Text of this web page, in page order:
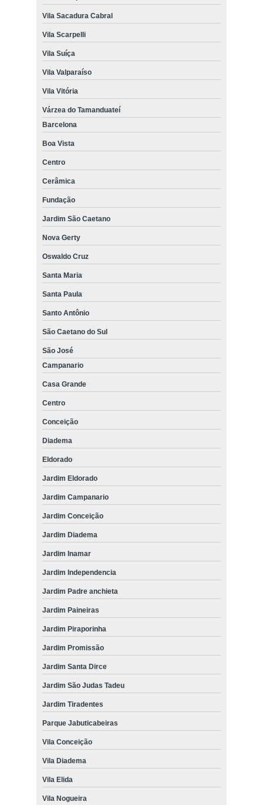
Vila Sacadura Cabral
Vila Scarpelli
Vila Suíça
Vila Valparaíso
Vila Vitória
Várzea do Tamanduateí
Barcelona
Boa Vista
Centro
Cerâmica
Fundação
Jardim São Caetano
Nova Gerty
Oswaldo Cruz
Santa Maria
Santa Paula
Santo Antônio
São Caetano do Sul
São José
Campanario
Casa Grande
Centro
Conceição
Diadema
Eldorado
Jardim Eldorado
Jardim Campanario
Jardim Conceição
Jardim Diadema
Jardim Inamar
Jardim Independencia
Jardim Padre anchieta
Jardim Paineiras
Jardim Piraporinha
Jardim Promissão
Jardim Santa Dirce
Jardim São Judas Tadeu
Jardim Tiradentes
Parque Jabuticabeiras
Vila Conceição
Vila Diadema
Vila Elida
Vila Nogueira